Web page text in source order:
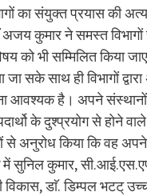
का संयुक्त प्रयास की
कुमार ने समस्त
को भी सम्मिलित किया
जा सके साथ ही विभागों
आवश्यक है। अपने
के दुश्प्रयोग से होने
से अनुरोध किया कि वह
सुनिल कुमार,
डाॅ. डिम्पल भटट्